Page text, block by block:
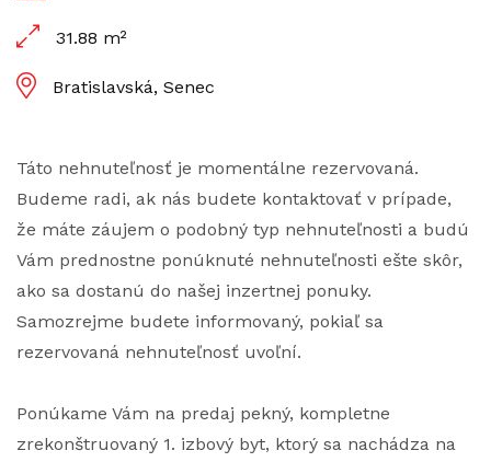
31.88 m²
Bratislavská, Senec
Táto nehnuteľnosť je momentálne rezervovaná.
Budeme radi, ak nás budete kontaktovať v prípade,
že máte záujem o podobný typ nehnuteľnosti a budú
Vám prednostne ponúknuté nehnuteľnosti ešte skôr,
ako sa dostanú do našej inzertnej ponuky.
Samozrejme budete informovaný, pokiaľ sa
rezervovaná nehnuteľnosť uvoľní.
Ponúkame Vám na predaj pekný, kompletne
zrekonštruovaný 1. izbový byt, ktorý sa nachádza na